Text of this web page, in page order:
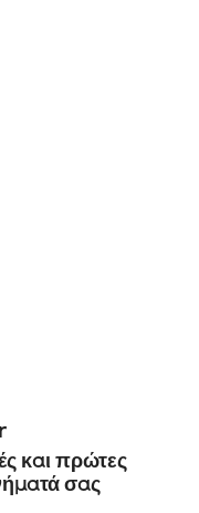
και πρώτες
σας